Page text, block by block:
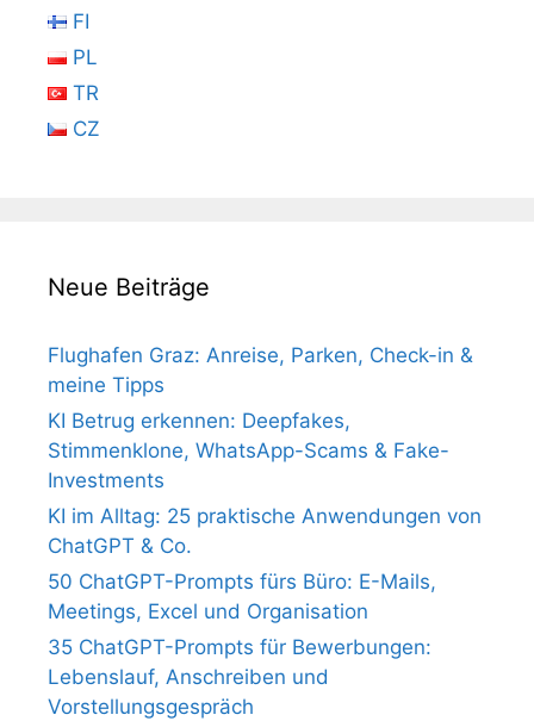
FI
PL
TR
CZ
Neue Beiträge
Flughafen Graz: Anreise, Parken, Check-in &
meine Tipps
KI Betrug erkennen: Deepfakes,
Stimmenklone, WhatsApp-Scams & Fake-
Investments
KI im Alltag: 25 praktische Anwendungen von
ChatGPT & Co.
50 ChatGPT-Prompts fürs Büro: E-Mails,
Meetings, Excel und Organisation
35 ChatGPT-Prompts für Bewerbungen:
Lebenslauf, Anschreiben und
Vorstellungsgespräch